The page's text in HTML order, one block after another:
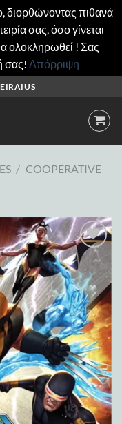
διορθώνοντας πιθανά
σας, όσο γίνεται
ολοκληρωθεί ! Σας
σας! Απόρριψη
/ COOPERATIVE
Add to
wishlist